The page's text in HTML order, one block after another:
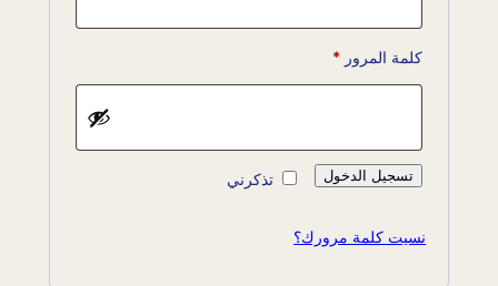
كلمة المرور *مطلوبة
تذكرني تسجيل الدخول
نسيت كلمة مرورك؟